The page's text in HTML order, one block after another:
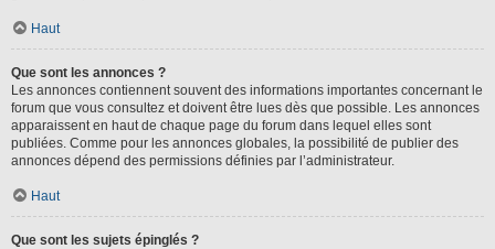
Haut
Que sont les annonces ?
Les annonces contiennent souvent des informations importantes concernant le
forum que vous consultez et doivent être lues dès que possible. Les annonces
apparaissent en haut de chaque page du forum dans lequel elles sont
publiées. Comme pour les annonces globales, la possibilité de publier des
annonces dépend des permissions définies par l’administrateur.
Haut
Que sont les sujets épinglés ?